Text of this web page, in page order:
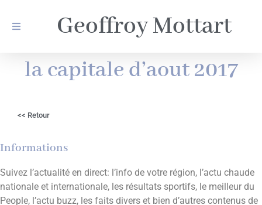
Geoffroy Mottart
la capitale d’aout 2017
<< Retour
Informations
Suivez l’actualité en direct: l’info de votre région, l’actu chaude
nationale et internationale, les résultats sportifs, le meilleur du
People, l’actu buzz, les faits divers et bien d’autres contenus de